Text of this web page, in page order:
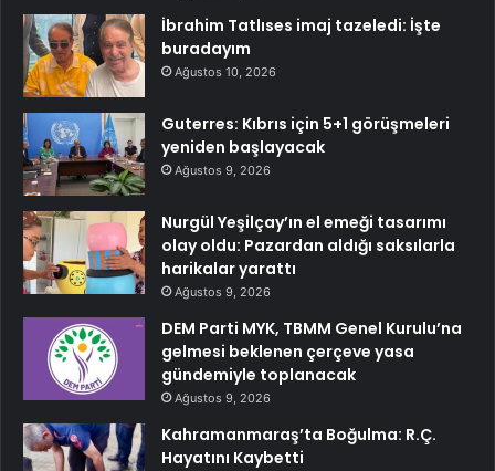
İbrahim Tatlıses imaj tazeledi: İşte
buradayım
Ağustos 10, 2026
Guterres: Kıbrıs için 5+1 görüşmeleri
yeniden başlayacak
Ağustos 9, 2026
Nurgül Yeşilçay’ın el emeği tasarımı
olay oldu: Pazardan aldığı saksılarla
harikalar yarattı
Ağustos 9, 2026
DEM Parti MYK, TBMM Genel Kurulu’na
gelmesi beklenen çerçeve yasa
gündemiyle toplanacak
Ağustos 9, 2026
Kahramanmaraş’ta Boğulma: R.Ç.
Hayatını Kaybetti